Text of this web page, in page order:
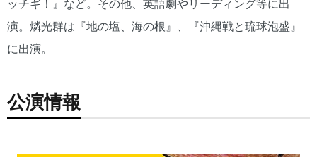
ッチギ！』など。その他、英語劇やリーディング等に出
演。燐光群は『地の塩、海の根』、『沖縄戦と琉球泡盛』
に出演。
公演情報